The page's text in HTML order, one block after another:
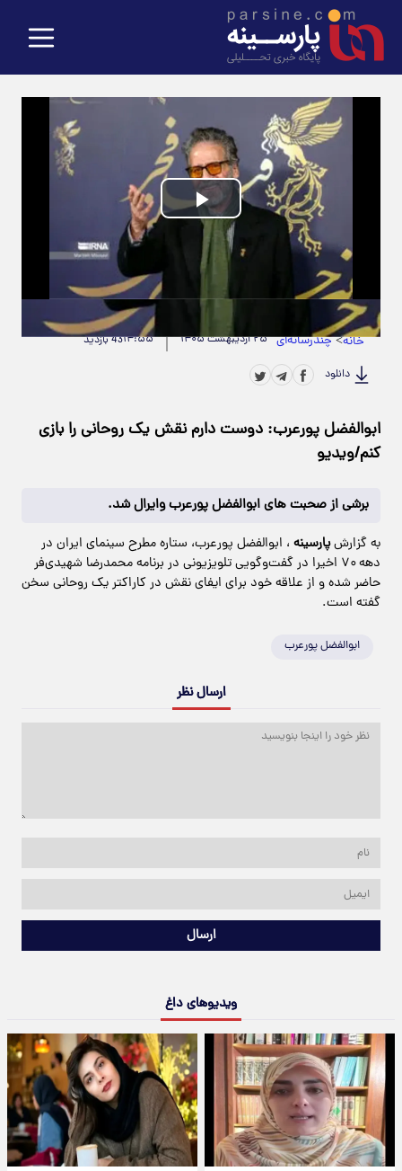
Play
Video
مدت زمان ویدیو: 00:00:11
خانه>چندرسانه‌ای ۲۵ اردیبهشت ۱۴۰۵ ۱۴:۵۵43 بازدید
دانلود
ابوالفضل پورعرب: دوست دارم نقش یک روحانی را بازی
کنم/ویدیو
برشی از صحبت های ابوالفضل پورعرب وایرال شد.
به گزارشپارسینه ، ابوالفضل پورعرب، ستاره مطرح سینمای ایران در
دهه ۷۰ اخیرا در گفت‌وگویی تلویزیونی در برنامه محمدرضا شهیدی‌فر
حاضر شده و از علاقه خود برای ایفای نقش در کاراکتر یک روحانی سخن
گفته است.
ابوالفضل پورعرب
ارسال نظر
ارسال
ویدیوهای داغ